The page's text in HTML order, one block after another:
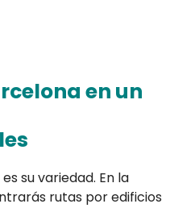
en un
su variedad. En la
rutas por edificios